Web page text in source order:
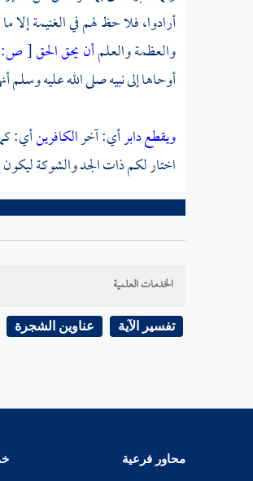
أرادوا، فلا حظ لهم في الغنيمة إلا
والعظمة والعلمأن يحق الحق[ص:
أوحاها إلى نبيه صلى الله عليه
ويقطع دابرأي: آخرالكافرينأي:
اختار لكم ذات الجد والشوكة
الخدمات العلمية
تفسير الآية عناوين الشجرة
محاور فرعية